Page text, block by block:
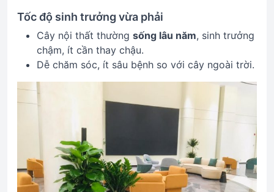
Tốc độ sinh trưởng vừa phải
Cây nội thất thường sống lâu năm, sinh trưởng
chậm, ít cần thay chậu.
Dễ chăm sóc, ít sâu bệnh so với cây ngoài trời.